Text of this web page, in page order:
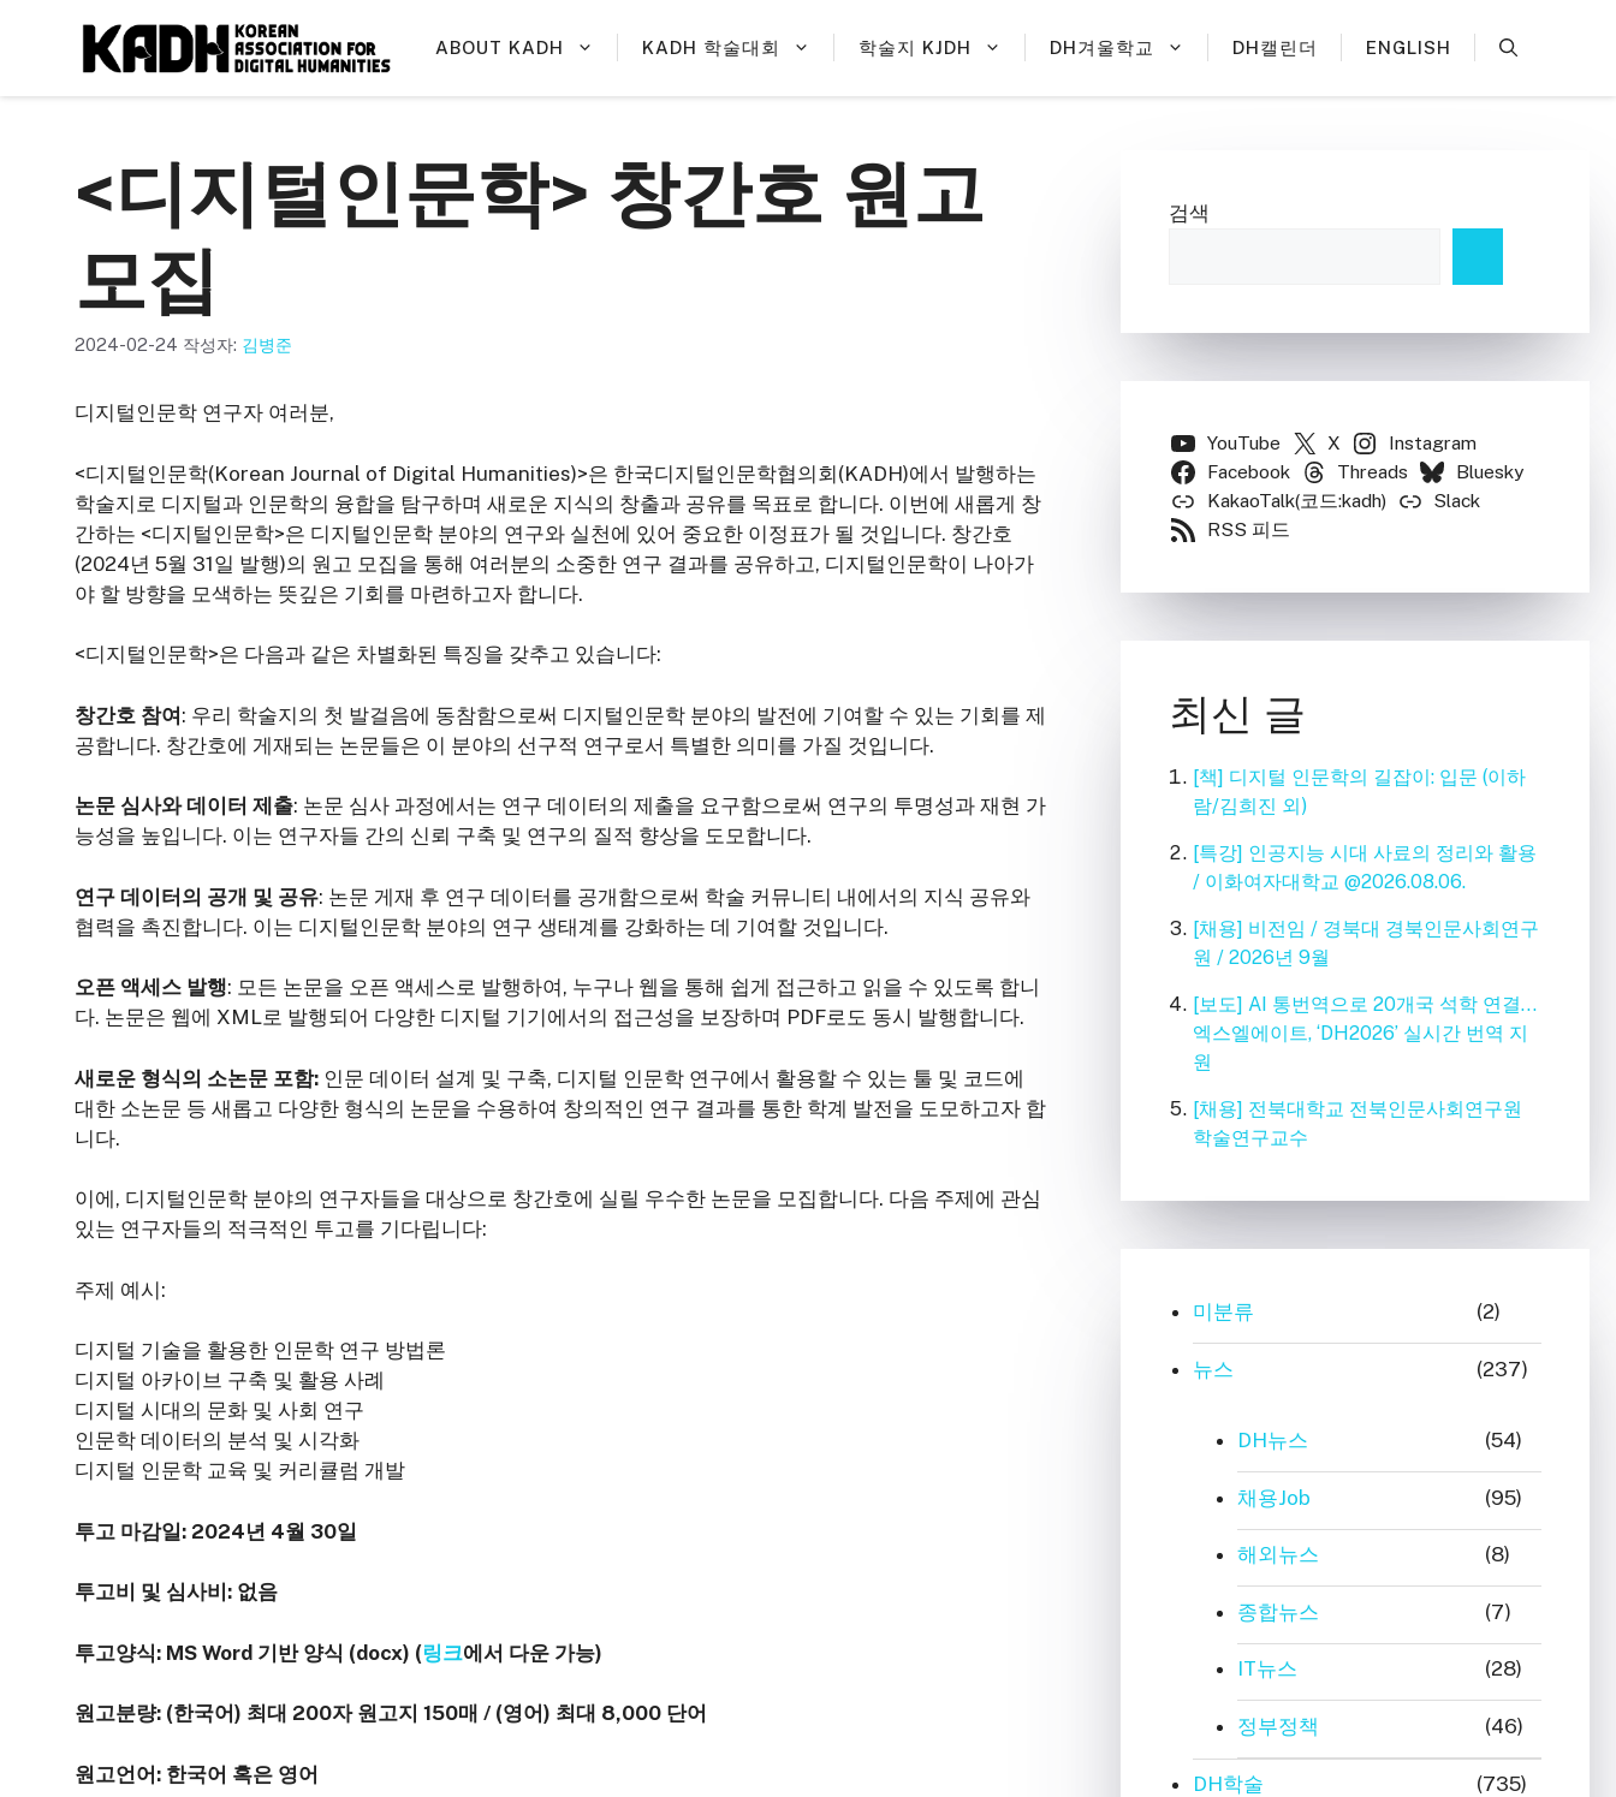
ABOUT KADH KADH 학술대회 학술지 KJDH DH겨울학교 DH캘린더 ENGLISH
<디지털인문학> 창간호 원고
모집
2024-02-24 작성자: 김병준
디지털인문학 연구자 여러분,
<디지털인문학(Korean Journal of Digital Humanities)>은 한국디지털인문학협의회(KADH)에서 발행하는
학술지로 디지털과 인문학의 융합을 탐구하며 새로운 지식의 창출과 공유를 목표로 합니다. 이번에 새롭게 창
간하는 <디지털인문학>은 디지털인문학 분야의 연구와 실천에 있어 중요한 이정표가 될 것입니다. 창간호
(2024년 5월 31일 발행)의 원고 모집을 통해 여러분의 소중한 연구 결과를 공유하고, 디지털인문학이 나아가
야 할 방향을 모색하는 뜻깊은 기회를 마련하고자 합니다.
<디지털인문학>은 다음과 같은 차별화된 특징을 갖추고 있습니다:
창간호 참여: 우리 학술지의 첫 발걸음에 동참함으로써 디지털인문학 분야의 발전에 기여할 수 있는 기회를 제
공합니다. 창간호에 게재되는 논문들은 이 분야의 선구적 연구로서 특별한 의미를 가질 것입니다.
논문 심사와 데이터 제출: 논문 심사 과정에서는 연구 데이터의 제출을 요구함으로써 연구의 투명성과 재현 가
능성을 높입니다. 이는 연구자들 간의 신뢰 구축 및 연구의 질적 향상을 도모합니다.
연구 데이터의 공개 및 공유: 논문 게재 후 연구 데이터를 공개함으로써 학술 커뮤니티 내에서의 지식 공유와
협력을 촉진합니다. 이는 디지털인문학 분야의 연구 생태계를 강화하는 데 기여할 것입니다.
오픈 액세스 발행: 모든 논문을 오픈 액세스로 발행하여, 누구나 웹을 통해 쉽게 접근하고 읽을 수 있도록 합니
다. 논문은 웹에 XML로 발행되어 다양한 디지털 기기에서의 접근성을 보장하며 PDF로도 동시 발행합니다.
새로운 형식의 소논문 포함: 인문 데이터 설계 및 구축, 디지털 인문학 연구에서 활용할 수 있는 툴 및 코드에
대한 소논문 등 새롭고 다양한 형식의 논문을 수용하여 창의적인 연구 결과를 통한 학계 발전을 도모하고자 합
니다.
이에, 디지털인문학 분야의 연구자들을 대상으로 창간호에 실릴 우수한 논문을 모집합니다. 다음 주제에 관심
있는 연구자들의 적극적인 투고를 기다립니다:
주제 예시:
디지털 기술을 활용한 인문학 연구 방법론
디지털 아카이브 구축 및 활용 사례
디지털 시대의 문화 및 사회 연구
인문학 데이터의 분석 및 시각화
디지털 인문학 교육 및 커리큘럼 개발
투고 마감일: 2024년 4월 30일
투고비 및 심사비: 없음
투고양식: MS Word 기반 양식 (docx) (링크에서 다운 가능)
원고분량: (한국어) 최대 200자 원고지 150매 / (영어) 최대 8,000 단어
원고언어: 한국어 혹은 영어
검색
YouTube X
Instagram
Facebook
Threads
Bluesky
KakaoTalk(코드:kadh)
Slack
RSS 피드
최신 글
[책] 디지털 인문학의 길잡이: 입문 (이하
람/김희진 외)
[특강] 인공지능 시대 사료의 정리와 활용
/ 이화여자대학교 @2026.08.06.
[채용] 비전임 / 경북대 경북인문사회연구
원 / 2026년 9월
[보도] AI 통번역으로 20개국 석학 연결…
엑스엘에이트, ‘DH2026’ 실시간 번역 지
원
[채용] 전북대학교 전북인문사회연구원
학술연구교수
미분류 (2)
뉴스 (237)
DH뉴스 (54)
채용Job (95)
해외뉴스 (8)
종합뉴스 (7)
IT뉴스 (28)
정부정책 (46)
DH학술 (735)